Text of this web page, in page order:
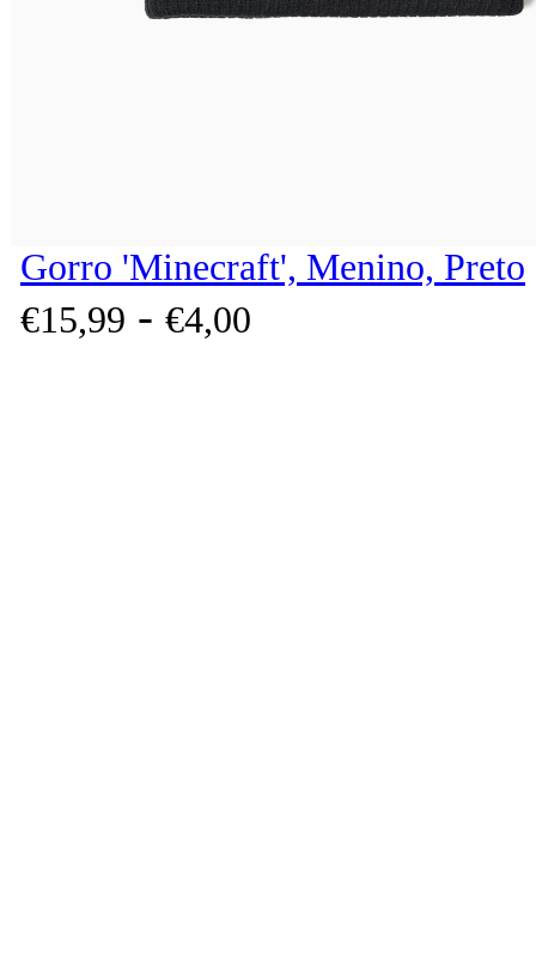
Gorro 'Minecraft', Menino, Preto
€15,99 - €4,00